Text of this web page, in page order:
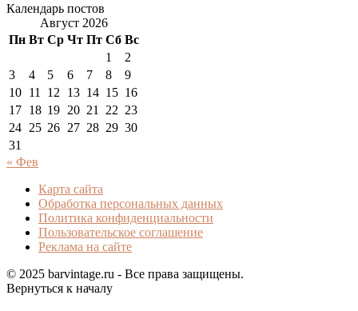
Календарь постов
Август 2026
Пн Вт Ср Чт Пт Сб Вс
1
2
3
4 5 6 7 8
9
10 11 12 13 14 15 16
17 18 19 20 21 22 23
24 25 26 27 28 29 30
31
« Фев
Карта сайта
Обработка персональных данных
Политика конфиденциальности
Пользовательское соглашение
Реклама на сайте
© 2025 barvintage.ru - Все права защищены.
Вернуться к началу